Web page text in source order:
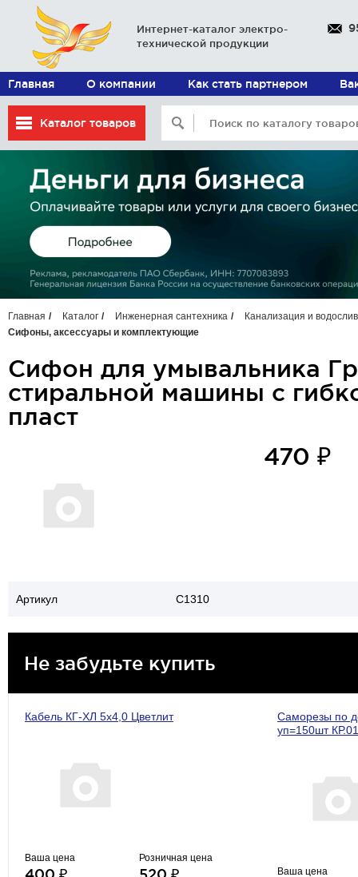
Интернет-каталог электро-
технической продукции
Главная О компании Как стать партнером
Каталог товаров
Главная Каталог Инженерная сантехника
Канализация и
Сифоны, аксессуары и комплектующие
Сифон для умывальника
стиральной машины с
пласт
470 ₽
Артикул C1310
Не забудьте купить
Кабель КГ-ХЛ 5х4,0 Цветлит
Ваша цена
400 ₽
Розничная цена
520 ₽
Саморезы по
уп=150шт
Ваша цена